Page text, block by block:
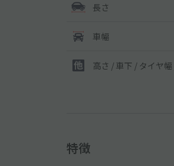
長さ
車幅
高さ / 車下 / タイヤ
特徴